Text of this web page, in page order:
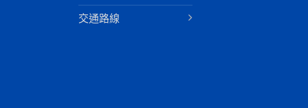
交通路線